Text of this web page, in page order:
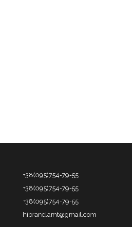
+38(095)754-79-55
+38(095)754-79-55
+38(095)754-79-55
hibrand.amt@gmail.com